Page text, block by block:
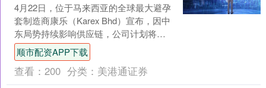
4月22日，位于马来西亚的全球最大避孕
套制造商康乐（Karex Bhd）宣布，因中
东局势持续影响供应链，公司计划将产
品价格上调20%至30%，若供应链受阻局
面长....
顺市配资APP下载
查看： 200 分类： 美港通证券